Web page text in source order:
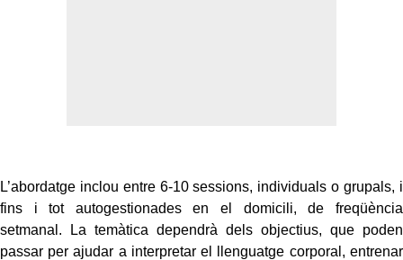
L’abordatge inclou entre 6-10 sessions, individuals o grupals, i
fins i tot autogestionades en el domicili, de freqüència
setmanal. La temàtica dependrà dels objectius, que poden
passar per ajudar a interpretar el llenguatge corporal, entrenar